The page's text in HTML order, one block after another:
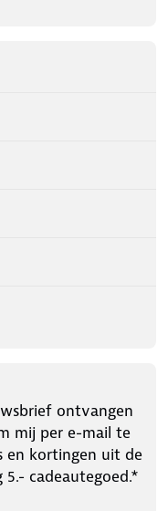
ontvangen
mij per e-mail te
en kortingen uit de
cadeautegoed.*